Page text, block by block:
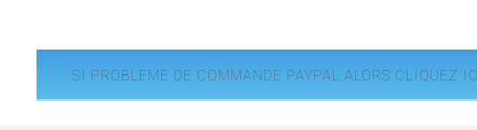
SI PROBLEME DE COMMANDE PAYPAL ALORS CLIQUEZ